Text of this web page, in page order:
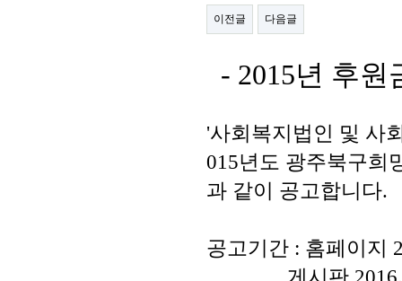
이전글 다음글
- 2015년 후
'사회복지법인 및 사
015년도 광주북구희
과 같이 공고합니다.
공고기간 : 홈페이지